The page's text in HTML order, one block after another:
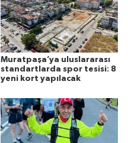
Muratpaşa’ya uluslararası
standartlarda spor tesisi: 8
yeni kort yapılacak